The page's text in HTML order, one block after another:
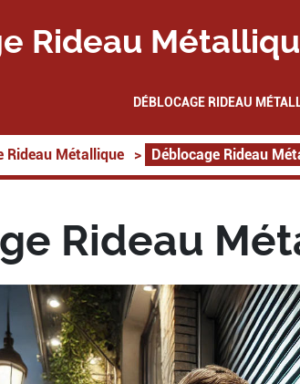
Rideau
DÉBLOCAGE RIDEAU
Rideau Métallique > Déblocage Rideau
Rideau